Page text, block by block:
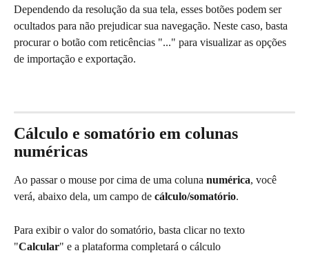
Dependendo da resolução da sua tela, esses botões podem ser
ocultados para não prejudicar sua navegação. Neste caso, basta
procurar o botão com reticências "..." para visualizar as opções
de importação e exportação.
Cálculo e somatório em colunas
numéricas
Ao passar o mouse por cima de uma coluna numérica, você
verá, abaixo dela, um campo de cálculo/somatório.
Para exibir o valor do somatório, basta clicar no texto
"Calcular" e a plataforma completará o cálculo